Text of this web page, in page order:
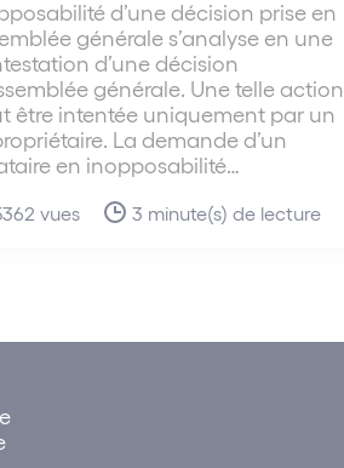
d’une décision prise en
générale s’analyse en une
d’une décision
générale. Une telle action
être intentée uniquement par un
La demande d’un
en inopposabilité…
vues 3 minute(s) de lecture